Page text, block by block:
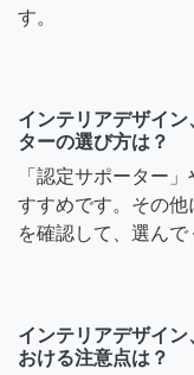
す。
インテリアデザイ
ターの選び方は？
「認定サポーター
すすめです。その
を確認して、選んで
インテリアデザイ
おける注意点は？